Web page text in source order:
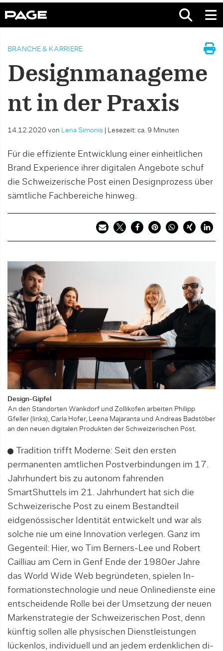
BRANCHE & KARRIERE
Designmanageme
nt in der Praxis
14.12.2020 von Lena Simonis Lesezeit: ca. 9 Minuten
Für die effiziente Entwicklung einer einheitlichen
Brand Experience ihrer digitalen Angebote schuf
die Schweizerische Post einen Designprozess über
sämtliche Fachbereiche hinweg.
Design-Gipfel
A­n den Standorten Wankdorf und Zollikofen arbeiten Philipp
Gfeller (links), Carla Hofer, Leena Majaranta und Andreas Badstöber
an den neuen digitalen Produkten der Schweizerischen Post.
Tradition trifft Moderne: Seit den ers­­ten
permanenten amtlichen Postver­bin­­dun­­­­gen im 17.
Jahrhundert bis zu autonom fahrenden
SmartShuttels im 21. Jahrhundert hat sich die
Schweizerische Post zu ei­nem Bestandteil
eidgenössischer Identität entwickelt und war als
solche nie um eine In­no­va­tion verlegen. Ganz im
Gegen­teil: Hier, wo Tim Berners-Lee und Robert
Cail­liau am Cern in Genf Ende der 1980er Jahre
das World Wide Web be­­grün­de­ten, spie­len In­­­
formations­techno­lo­gie und neue On­line­dienste eine
entscheidende Rolle bei der Um­­setzung der neuen
Markenstrategie der Schwei­­ze­rischen Post, denn
künftig sol­len alle physischen Dienstleis­tun­gen
lückenlos, individuell und an jedem erdenklichen di­